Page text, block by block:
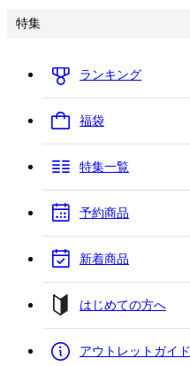
特集
ランキング
福袋
特集一覧
予約商品
新着商品
はじめての方へ
アウトレットガイド